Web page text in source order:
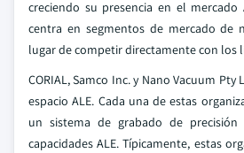
creciendo su presencia en el mercado
centra en segmentos de mercado de
lugar de competir directamente con los
CORIAL, Samco Inc. y Nano Vacuum
espacio ALE. Cada una de estas
un sistema de grabado de precisión
capacidades ALE. Típicamente, estas